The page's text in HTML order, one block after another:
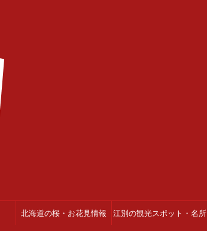
北海道の桜・お花見情報 江別の観光スポット・名所